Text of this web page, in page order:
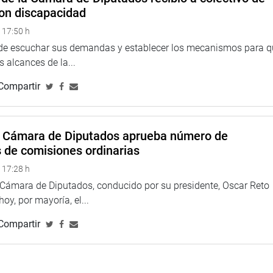
de mejores herramientas y capacidades para responder con
representantes del Colegio de Nutricionistas del Perú –
su preocupación respecto de la designación de la nueva
y Nutrición Saludable en la Red de Salud Centro
discapacidad
h
escuchar sus demandas y establecer los mecanismos para
alcances de la...
de Diputados aprueba número de
comisiones ordinarias
h
de Diputados, conducido por su presidente, Oscar Reto
por mayoría, el...